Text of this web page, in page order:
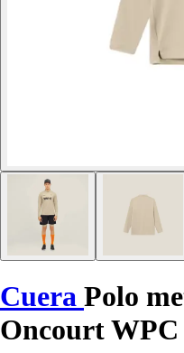
Cuera Polo
Oncourt WPC